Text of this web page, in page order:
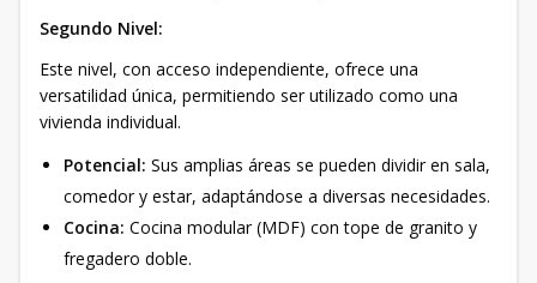
Segundo Nivel:
Este nivel, con acceso independiente, ofrece una
versatilidad única, permitiendo ser utilizado como una
vivienda individual.
Potencial: Sus amplias áreas se pueden dividir en sala,
comedor y estar, adaptándose a diversas necesidades.
Cocina: Cocina modular (MDF) con tope de granito y
fregadero doble.